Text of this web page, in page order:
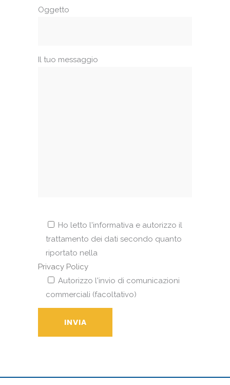
Oggetto
Il tuo messaggio
Ho letto l'informativa e autorizzo il
trattamento dei dati secondo quanto
riportato nella
Privacy Policy
Autorizzo l'invio di comunicazioni
commerciali (facoltativo)